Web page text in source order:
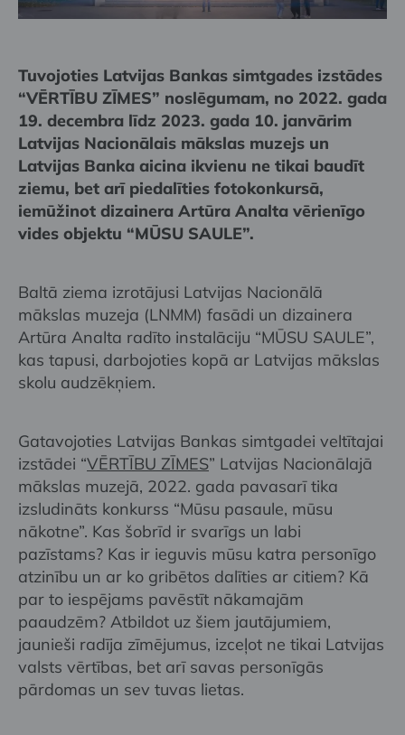
Tuvojoties Latvijas Bankas simtgades izstādes
“VĒRTĪBU ZĪMES” noslēgumam, no 2022. gada
19. decembra līdz 2023. gada 10. janvārim
Latvijas Nacionālais mākslas muzejs un
Latvijas Banka aicina ikvienu ne tikai baudīt
ziemu, bet arī piedalīties fotokonkursā,
iemūžinot dizainera Artūra Analta vērienīgo
vides objektu “MŪSU SAULE”.
Baltā ziema izrotājusi Latvijas Nacionālā
mākslas muzeja (LNMM) fasādi un dizainera
Artūra Analta radīto instalāciju “MŪSU SAULE”,
kas tapusi, darbojoties kopā ar Latvijas mākslas
skolu audzēkņiem.
Gatavojoties Latvijas Bankas simtgadei veltītajai
izstādei “VĒRTĪBU ZĪMES” Latvijas Nacionālajā
mākslas muzejā, 2022. gada pavasarī tika
izsludināts konkurss “Mūsu pasaule, mūsu
nākotne”. Kas šobrīd ir svarīgs un labi
pazīstams? Kas ir ieguvis mūsu katra personīgo
atzinību un ar ko gribētos dalīties ar citiem? Kā
par to iespējams pavēstīt nākamajām
paaudzēm? Atbildot uz šiem jautājumiem,
jaunieši radīja zīmējumus, izceļot ne tikai Latvijas
valsts vērtības, bet arī savas personīgās
pārdomas un sev tuvas lietas.